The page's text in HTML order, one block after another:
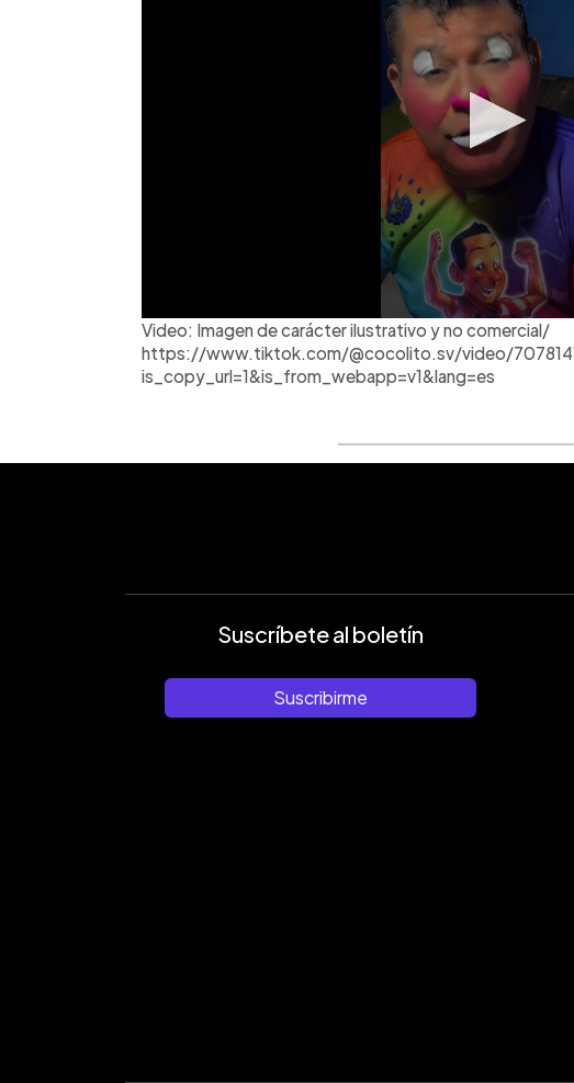
Video: Imagen de carácter ilustrativo y no comercial/
https://www.tiktok.com/@cocolito.sv/video/
is_copy_url=1&is_from_webapp=v1&lang=es
Suscríbete al boletín
Suscribirme